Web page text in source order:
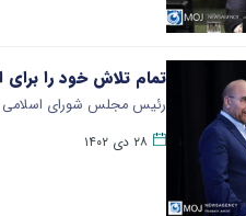
تمام تلاش خود را
رئیس مجلس شورای اسلامی
۲۸ دی ۱۴۰۲